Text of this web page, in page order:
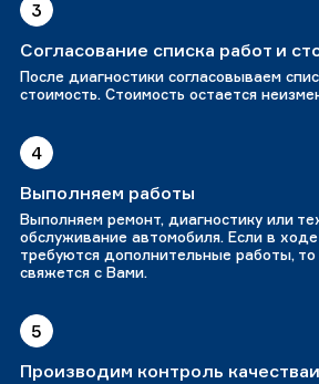
3
Согласование списка работ и
После диагностики согласовываем
стоимость. Стоимость остается
4
Выполняем работы
Выполняем ремонт, диагностику или
обслуживание автомобиля. Если в
требуются дополнительные работы,
свяжется с Вами.
5
Производим контроль качестваи